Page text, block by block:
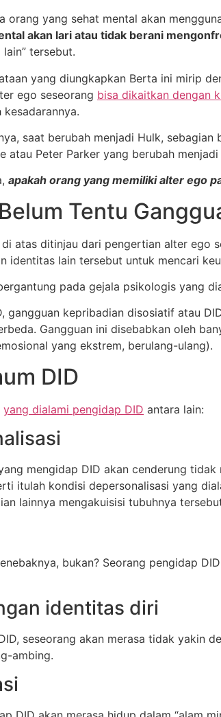
orang yang sehat mental akan
akan lari atau tidak berani
tersebut.
yang diungkapkan Berta ini mirip
ego seseorang bisa dikaitkan dengan
saat berubah menjadi Hulk,
atau Peter Parker yang berubah
apakah orang yang memiliki alter ego
Tentu
atas ditinjau dari pengertian alter ego
identitas lain tersebut untuk mencari
pada gejala psikologis yang
gangguan kepribadian disosiatif atau
Gangguan ini disebabkan oleh
yang ekstrem, berulang-ulang).
DID
yang dialami pengidap DID antara lain:
mengidap DID akan cenderung
itulah kondisi depersonalisasi yang
lainnya mengakuisisi tubuhnya
bukan? Seorang pengidap
identitas diri
seseorang akan merasa tidak yakin
ambing.